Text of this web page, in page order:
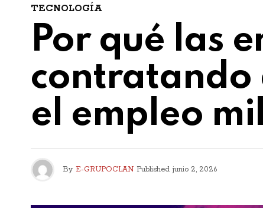
TECNOLOGÍA
Por qué las
contratando
el empleo
By E-GRUPOCLAN Published junio 2, 2026